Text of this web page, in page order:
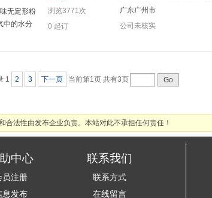
无定形粉
中的水分
浏览3771次
0 起订
广东广州市
公司未核实
1 2 3 下一页 当前第1页 共有3页
法性由发布企业负责。本站对此不承担任何责任！
中心
员注册
息发布
联系我们
联系方式
在线留言